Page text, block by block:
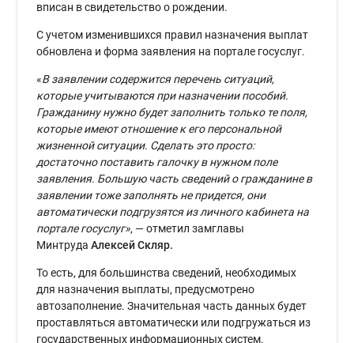
вписан в свидетельство о рождении.
С учетом изменившихся правил назначения выплат
обновлена и форма заявления на портале госуслуг.
«В заявлении содержится перечень ситуаций,
которые учитываются при назначении пособий.
Гражданину нужно будет заполнить только те поля,
которые имеют отношение к его персональной
жизненной ситуации. Сделать это просто:
достаточно поставить галочку в нужном поле
заявления. Большую часть сведений о гражданине в
заявлении тоже заполнять не придется, они
автоматически подгрузятся из личного кабинета на
портале госуслуг», — отметил замглавы
МинтрудаАлексей Скляр.
То есть, для большинства сведений, необходимых
для назначения выплаты, предусмотрено
автозаполнение. Значительная часть данных будет
проставляться автоматически или подгружаться из
государственных информационных систем.